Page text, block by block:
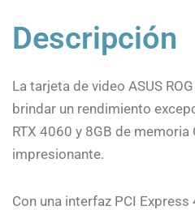
Descripción
La tarjeta de video ASUS
brindar un rendimiento
RTX 4060 y 8GB de
impresionante.
Con una interfaz PCI